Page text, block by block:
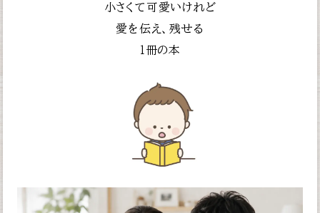
小さくて可愛いけれど
愛を伝え、残せる
１冊の本